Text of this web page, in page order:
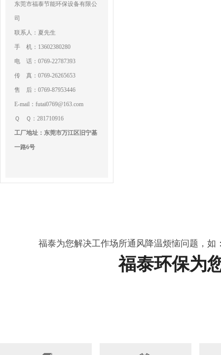
东莞市福泰节能环保设备有限公
司
联系人：夏先生
手 机：13602380280
电 话：0769-22787393
传 真：0769-26265653
售 后：0769-87953446
E-mail：futai0769@163.com
Ｑ Ｑ：281710916
工厂地址：东莞市万江区旧宁基
一路6号
福泰为您解决工作场所通风降温烦恼问题，
福泰环保为